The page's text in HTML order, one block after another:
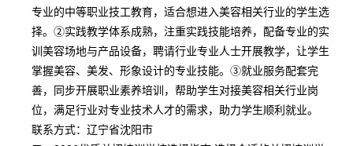
专业的中等职业技工教育，适合想进入美容相关行业的学生选
择。②实践教学体系成熟，注重实践技能培养，配备专业的实
训美容场地与产品设备，聘请行业专业人士开展教学，让学生
掌握美容、美发、形象设计的专业技能。③就业服务配套完
善，同步开展职业素养培训，帮助学生对接美容相关行业岗
位，满足行业对专业技术人才的需求，助力学生顺利就业。
联系方式：辽宁省沈阳市